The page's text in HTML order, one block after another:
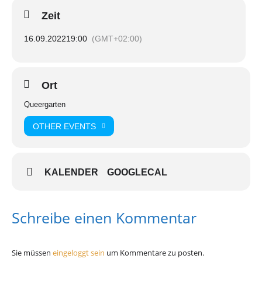
Zeit
16.09.202219:00 (GMT+02:00)
Ort
Queergarten
OTHER EVENTS
KALENDER GOOGLECAL
Schreibe einen Kommentar
Sie müssen eingeloggt sein um Kommentare zu posten.